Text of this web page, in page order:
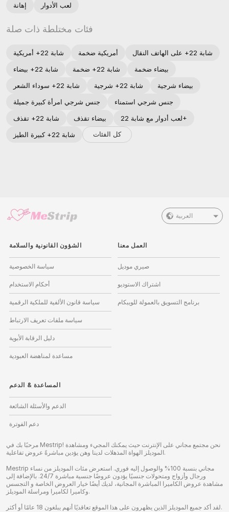
إهانة
لعب الأدوار
فئات مختلطة ذات صلة
شابة 22+ أمريكية أمريكية ضخمة
شابة 22+ على الهاتف النقال
شابة 22+ بيضاء
شابة 22+ ضخمة
بيضاء ضخمة
شابة 22+ سوداء الشعر
شابة 22+ شرجية
بيضاء شرجية
جنس شرجي امرأة كبيرة جميلة
جنس شرجي استمناء
شابة 22+ تقذف
بيضاء تقذف
لعب أدوار مع شابة 22+
شابة 22+ كبيرة الطيز
كل الفئات
العربية
الشؤون القانونية والسلامة
سياسة الخصوصية
أحكام الاستخدام
سياسة قانون الألفية للملكية الرقمية
سياسة ملفات تعريف الارتباط
دليل الرقابة الأبوية
مساعدة لمناهضة العبودية
العمل معنا
صيري موديل
اشتراك الاستوديو
برنامج التسويق بالعمولة للويبكام
المساعدة & الدعم
الدعم والأسئلة الشائعة
دعم الفوترة
مرحبًا بك في Mestrip! نحن مجتمع مجاني على الإنترنت حيث يمكنك المجيء ومشاهدة
الموديلز الهواة المذهلات لدينا وهن يؤدين مباشرةً عروض تفاعلية.
Mestrip مجاني بنسبة 100% والوصول إليه فوري. استعرض مئات الموديلز من نساء
ورجال وأزواج ومتحولات جنسيًا يؤدون عروضًا جنسية مباشرة 24/7. بالإضافة إلى
مشاهدة عروض الكاميرا المباشرة المجانية، لديك أيضًا خيار العروض الخاصة و التجسس
وكاميرا لكاميرا ومراسلة الموديلز.
لقد أكد جميع الموديلز الذين يظهرون على هذا الموقع تعاقديًا أنهم يبلغون 18 عامًا أو أكثر.